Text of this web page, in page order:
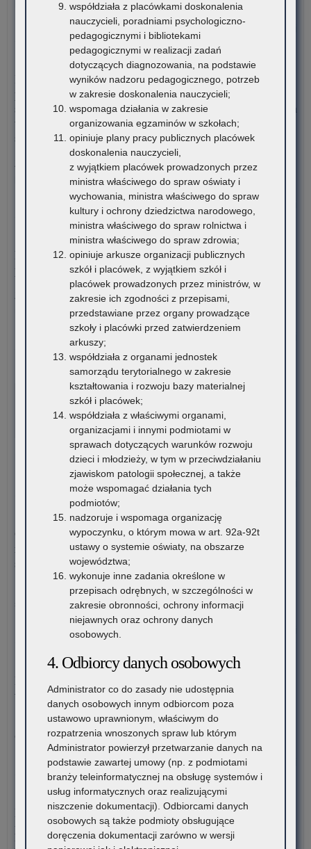
Czytaj więcej
7 sierpnia 2026
Informacja o liczbie wolnych miejsc na semestr pierwszy klas I
publicznych szkół policealnych, branżowych szkół II stopnia i
szkół dla dorosłych (publicznych liceów ogólnokształcących) na
terenie województwa małopolskiego – rekrutacja na rok
szkolny 2026/2027
Załączniki Informacja o liczbie wolnych miejsc na semestr
pierwszy klas…
6 sierpnia 2026
Konkurs stypendialny dla romskich uczniów szkół
ponadpodstawowych oraz studentów romskich
Związek Romów Polskich ogłasza konkurs stypendialny dla
romskich uczniów szkół…
6 sierpnia 2026
VI edycja Ogólnopolskiej Olimpiady Wiedzy o
Procesie Inwestycyjno-Budowlanym
Komitet Główny Ogólnopolskiej Olimpiady Wiedzy
o Procesie Inwestycyjno-Budowlanym przekazuje
harmonogram…
5 sierpnia 2026
Ogłoszenie o naborze kandydatów na stanowisko doradcy
metodycznego dla nauczycieli szkół i placówek znajdujących
się na terenie województwa małopolskiego
Kuratorium Oświaty w Krakowie ogłasza nabór kandydatów na
stanowisko doradców…
5 sierpnia 2026
wprowadzanych w związku z Reformą Kompas Jutra
Instytut Badań Edukacyjnych-Państwowy Instytut Badawczy
oraz Ośrodek Rozwoju Edukacji zapraszają…
Czytaj więcej
4 sierpnia 2026
Komunikat Małopolskiego Kuratora Oświaty w sprawie
przekazywania informacji o liczbie wolnych miejsc w
publicznych liceach ogólnokształcących, technikach,
współdziała z placówkami doskonalenia
nauczycieli, poradniami psychologiczno-
pedagogicznymi i bibliotekami
pedagogicznymi w realizacji zadań
dotyczących diagnozowania, na podstawie
wyników nadzoru pedagogicznego, potrzeb
w zakresie doskonalenia nauczycieli;
wspomaga działania w zakresie
organizowania egzaminów w szkołach;
opiniuje plany pracy publicznych placówek
doskonalenia nauczycieli,
z wyjątkiem placówek prowadzonych przez
ministra właściwego do spraw oświaty i
wychowania, ministra właściwego do spraw
kultury i ochrony dziedzictwa narodowego,
ministra właściwego do spraw rolnictwa i
ministra właściwego do spraw zdrowia;
opiniuje arkusze organizacji publicznych
szkół i placówek, z wyjątkiem szkół i
placówek prowadzonych przez ministrów, w
zakresie ich zgodności z przepisami,
przedstawiane przez organy prowadzące
szkoły i placówki przed zatwierdzeniem
arkuszy;
współdziała z organami jednostek
samorządu terytorialnego w zakresie
kształtowania i rozwoju bazy materialnej
szkół i placówek;
współdziała z właściwymi organami,
organizacjami i innymi podmiotami w
sprawach dotyczących warunków rozwoju
dzieci i młodzieży, w tym w przeciwdziałaniu
zjawiskom patologii społecznej, a także
może wspomagać działania tych
podmiotów;
nadzoruje i wspomaga organizację
wypoczynku, o którym mowa w art. 92a-92t
ustawy o systemie oświaty, na obszarze
województwa;
wykonuje inne zadania określone w
przepisach odrębnych, w szczególności w
zakresie obronności, ochrony informacji
niejawnych oraz ochrony danych
osobowych.
4. Odbiorcy danych osobowych
Administrator co do zasady nie udostępnia
danych osobowych innym odbiorcom poza
ustawowo uprawnionym, właściwym do
rozpatrzenia wnoszonych spraw lub którym
Administrator powierzył przetwarzanie danych na
podstawie zawartej umowy (np. z podmiotami
branży teleinformatycznej na obsługę systemów i
usług informatycznych oraz realizującymi
niszczenie dokumentacji). Odbiorcami danych
osobowych są także podmioty obsługujące
doręczenia dokumentacji zarówno w wersji